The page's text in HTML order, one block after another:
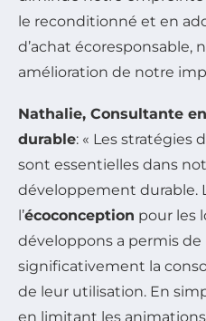
le reconditionné et en
d’achat écoresponsable,
amélioration de notre
Nathalie, Consultante
durable: « Les stratégies
sont essentielles dans
développement durable.
l’écoconception pour les
développons a permis de
significativement la
de leur utilisation. En
en limitant les